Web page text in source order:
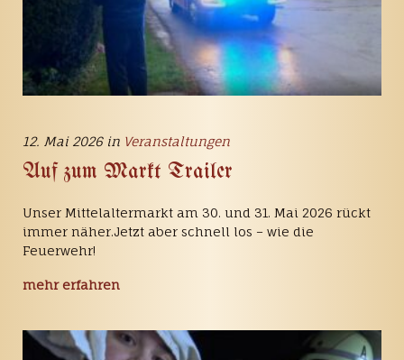
12. Mai 2026 in Veranstaltungen
Auf zum Markt Trailer
Unser Mittelaltermarkt am 30. und 31. Mai 2026 rückt
immer näher.Jetzt aber schnell los – wie die
Feuerwehr!
mehr erfahren